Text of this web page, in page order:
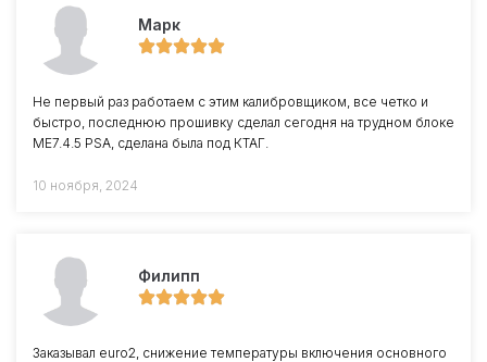
Марк
Не первый раз работаем с этим калибровщиком, все четко и
быстро, последнюю прошивку сделал сегодня на трудном блоке
ME7.4.5 PSA, сделана была под КТАГ.
10 ноября, 2024
Филипп
Заказывал euro2, снижение температуры включения основного